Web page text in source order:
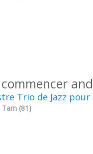
Trio de Jazz
Tarn (81)